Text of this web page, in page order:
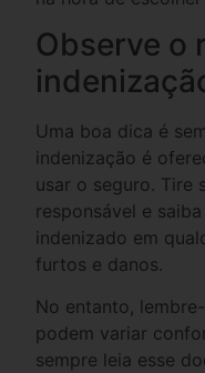
Observe o
Uma boa dica é
indenização é
usar o seguro. Tire
responsável e
indenizado em
furtos e danos.
No entanto,
podem variar
sempre leia esse